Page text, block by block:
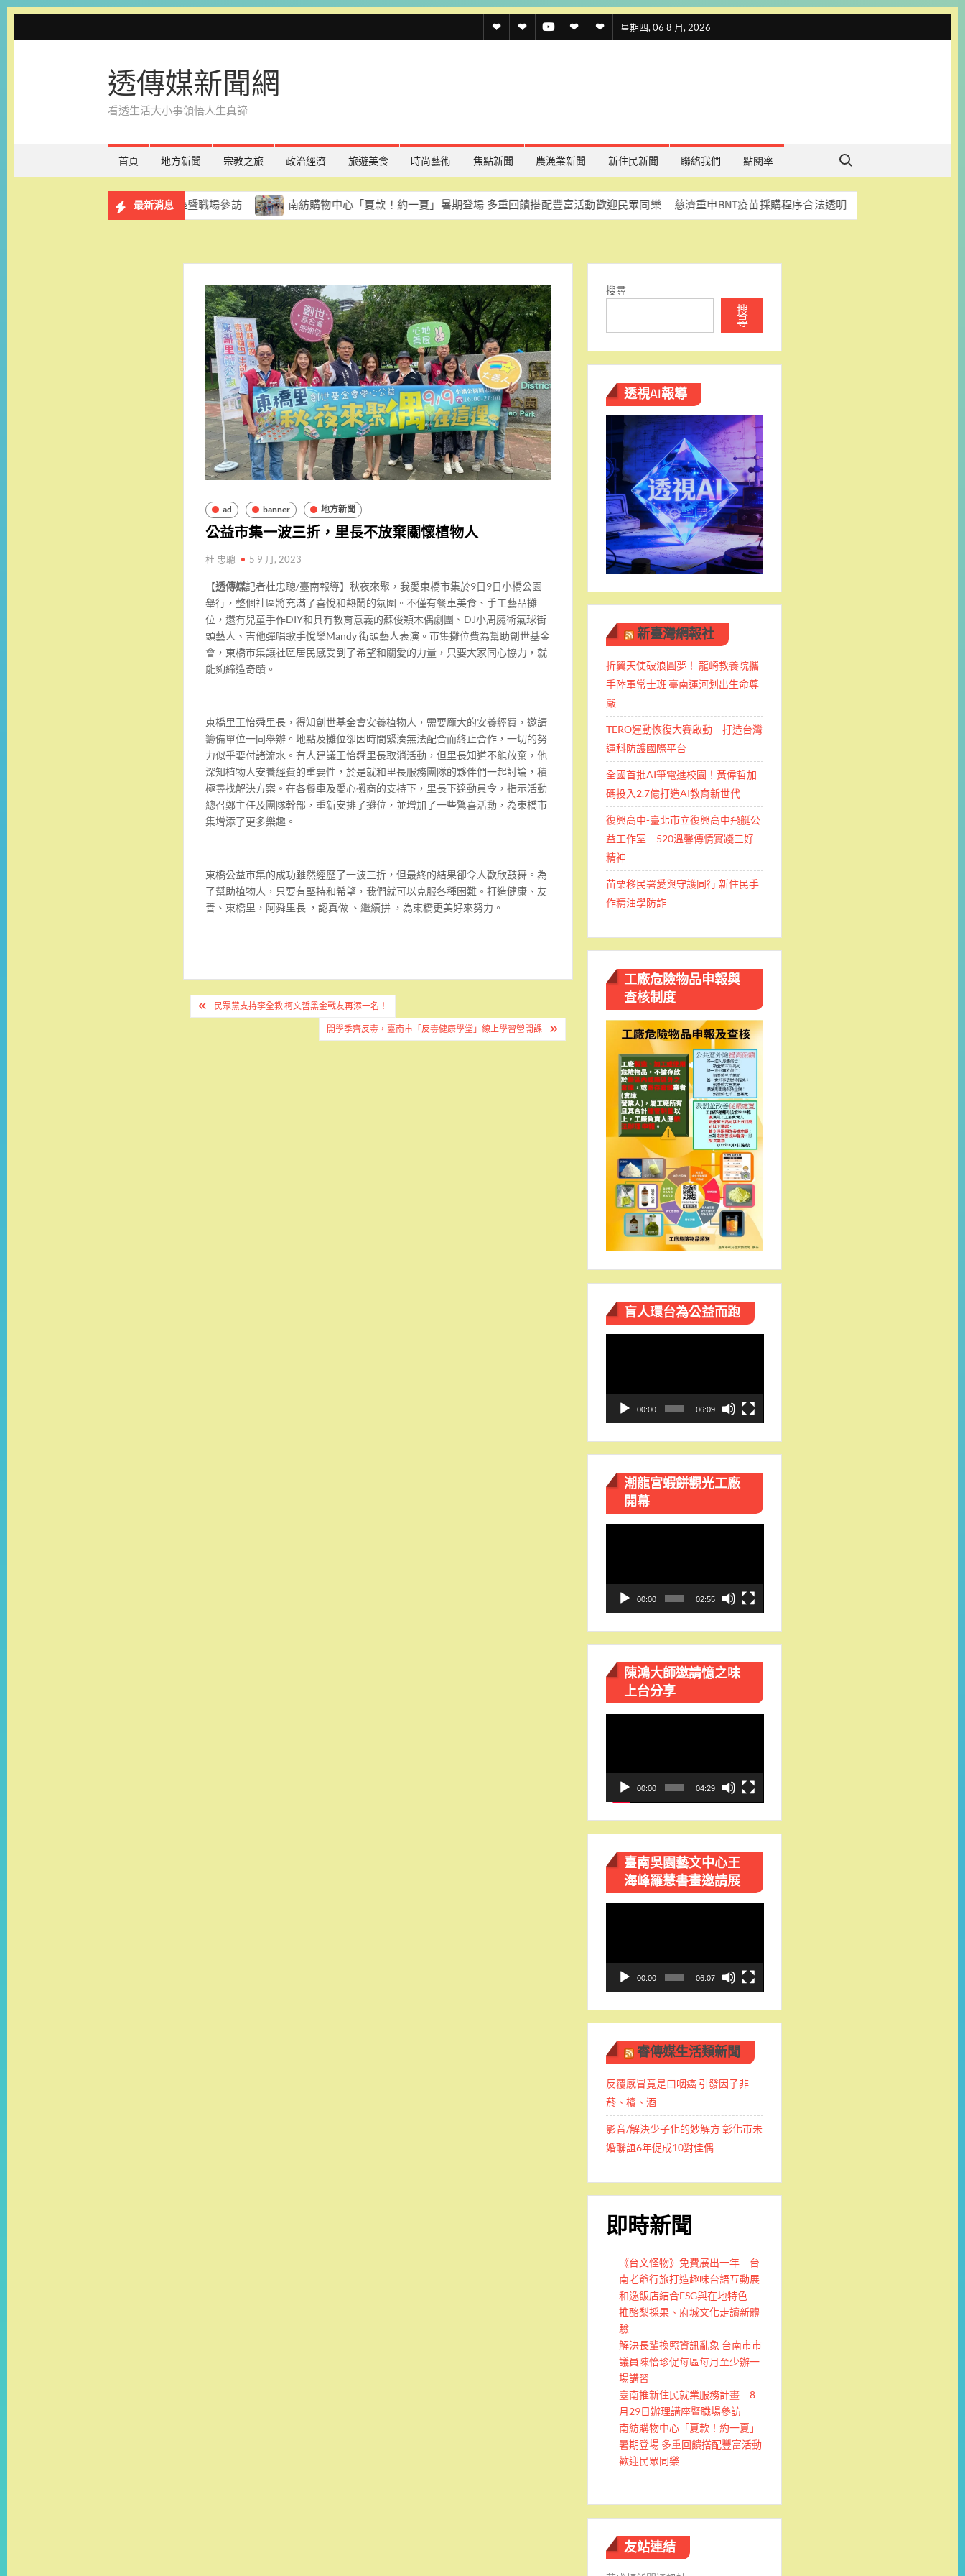
to
星期四, 06 8 月, 2026
透 透
名
透 聯 官
透傳媒新聞網
看透生活大小事領悟人生真諦
首頁 地方新聞 宗教之旅 政治經濟 旅遊美食 時尚藝術 焦點新聞 農漁業新聞 新住民新聞 聯絡我們 點閱率
Search for:
最新消息
務計畫 8月29日辦理講座暨職場參訪 南紡購物中心「夏款！約一夏」暑期登場 多重回饋搭配豐富活動歡迎民眾同樂 慈濟重申BNT疫苗採購程序合法透明 盼司法釐清真相
ad banner 地方新聞
公益市集一波三折，里長不放棄關懷植物人
杜 忠聰 5 9 月, 2023
【透傳媒記者杜忠聰/臺南報導】秋夜來聚，我愛東橋市集於9日9日小橋公園
舉行，整個社區將充滿了喜悅和熱鬧的氛圍。不僅有餐車美食、手工藝品攤
位，還有兒童手作DIY和具有教育意義的蘇俊穎木偶劇團、DJ小周魔術氣球街
頭藝人、吉他彈唱歌手悅樂Mandy 街頭藝人表演。市集攤位費為幫助創世基金
會，東橋市集讓社區居民感受到了希望和關愛的力量，只要大家同心協力，就
能夠締造奇蹟。
東橋里王怡舜里長，得知創世基金會安養植物人，需要龐大的安養經費，邀請
籌備單位一同舉辦。地點及攤位卻因時間緊湊無法配合而終止合作，一切的努
力似乎要付諸流水。有人建議王怡舜里長取消活動，但里長知道不能放棄，他
深知植物人安養經費的重要性，於是就和里長服務團隊的夥伴們一起討論，積
極尋找解決方案。在各餐車及愛心攤商的支持下，里長下達動員令，指示活動
總召鄭主任及團隊幹部，重新安排了攤位，並增加了一些驚喜活動，為東橋市
集增添了更多樂趣。
東橋公益市集的成功雖然經歷了一波三折，但最終的結果卻令人歡欣鼓舞。為
了幫助植物人，只要有堅持和希望，我們就可以克服各種困難。打造健康、友
善、東橋里，阿舜里長 ，認真做 、繼續拼 ，為東橋更美好來努力。
文
章
民眾黨支持李全教 柯文哲黑金戰友再添一名！
開學季齊反毒，臺南市「反毒健康學堂」線上學習營開課
搜尋
搜
尋
透視AI報導
新臺灣網報社
折翼天使破浪圓夢！ 龍崎教養院攜
手陸軍常士班 ​臺南運河划出生命尊
嚴
TERO運動恢復大賽啟動 打造台灣
運科防護國際平台
全國首批AI筆電進校園！黃偉哲加
碼投入2.7億打造AI教育新世代
復興高中-臺北市立復興高中飛艇公
益工作室 520溫馨傳情實踐三好
精神
苗栗移民署愛與守護同行 新住民手
作精油學防詐
工廠危險物品申報與
查核制度
盲人環台​為公益而跑
放
00:00 06:09
潮龍宮蝦餅觀光工廠
開幕
00:00 02:55
陳鴻大師邀請憶之味
上台分享
放
00:00 04:29
臺南吳園藝文中心王
海峰羅慧書畫邀請展
00:00 06:07
睿傳媒生活類新聞
反覆感冒竟是口咽癌 引發因子非
菸、檳、酒
影音/解決少子化的妙解方 彰化市未
婚聯誼6年促成10對佳偶
即時新聞
《台文怪物》免費展出一年 台
南老爺行旅打造趣味台語互動展
和逸飯店結合ESG與在地特色
推酪梨採果、府城文化走讀新體
驗
解決長輩換照資訊亂象 台南市市
議員陳怡珍促每區每月至少辦一
場講習
臺南推新住民就業服務計畫 8
月29日辦理講座暨職場參訪
南紡購物中心「夏款！約一夏」
暑期登場 多重回饋搭配豐富活動
歡迎民眾同樂
友站連結